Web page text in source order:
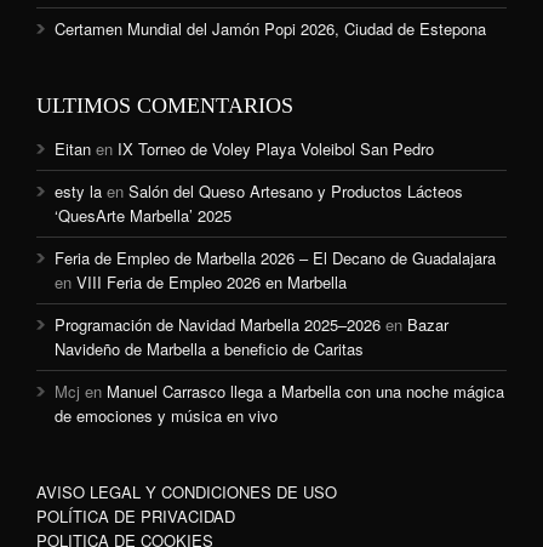
Certamen Mundial del Jamón Popi 2026, Ciudad de Estepona
ULTIMOS COMENTARIOS
Eitan en IX Torneo de Voley Playa Voleibol San Pedro
esty la en Salón del Queso Artesano y Productos Lácteos
‘QuesArte Marbella’ 2025
Feria de Empleo de Marbella 2026 – El Decano de Guadalajara
en VIII Feria de Empleo 2026 en Marbella
Programación de Navidad Marbella 2025–2026 en Bazar
Navideño de Marbella a beneficio de Caritas
Mcj en Manuel Carrasco llega a Marbella con una noche mágica
de emociones y música en vivo
AVISO LEGAL Y CONDICIONES DE USO
POLÍTICA DE PRIVACIDAD
POLITICA DE COOKIES